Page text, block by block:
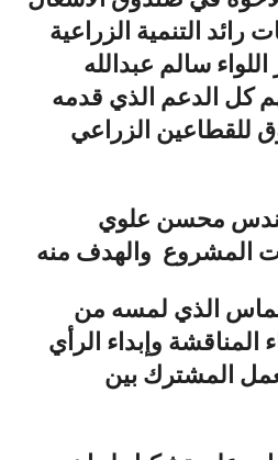
رائد التنمية الزراعية
سالم عبدالله
كل الدعم الذي قدمه
للقطاعين الزراعي
محسن علوي
المشروع والهدف منه
الذي لمسه من
المناقشة وإبداء الرأي
المشترك بين